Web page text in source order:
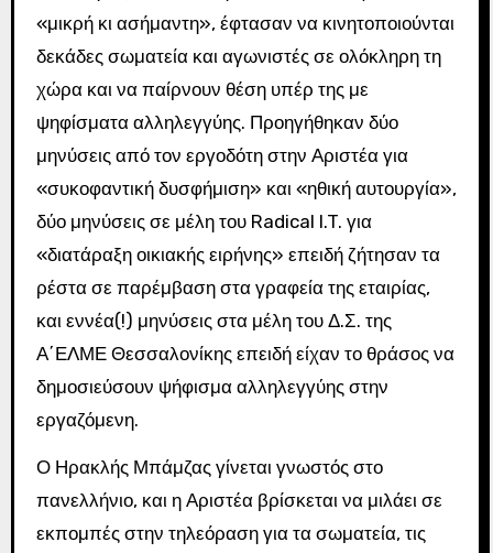
«μικρή κι ασήμαντη», έφτασαν να κινητοποιούνται
δεκάδες σωματεία και αγωνιστές σε ολόκληρη τη
χώρα και να παίρνουν θέση υπέρ της με
ψηφίσματα αλληλεγγύης. Προηγήθηκαν δύο
μηνύσεις από τον εργοδότη στην Αριστέα για
«συκοφαντική δυσφήμιση» και «ηθική αυτουργία»,
δύο μηνύσεις σε μέλη του Radical I.T. για
«διατάραξη οικιακής ειρήνης» επειδή ζήτησαν τα
ρέστα σε παρέμβαση στα γραφεία της εταιρίας,
και εννέα(!) μηνύσεις στα μέλη του Δ.Σ. της
Α΄ΕΛΜΕ Θεσσαλονίκης επειδή είχαν το θράσος να
δημοσιεύσουν ψήφισμα αλληλεγγύης στην
εργαζόμενη.
Ο Ηρακλής Μπάμζας γίνεται γνωστός στο
πανελλήνιο, και η Αριστέα βρίσκεται να μιλάει σε
εκπομπές στην τηλεόραση για τα σωματεία, τις